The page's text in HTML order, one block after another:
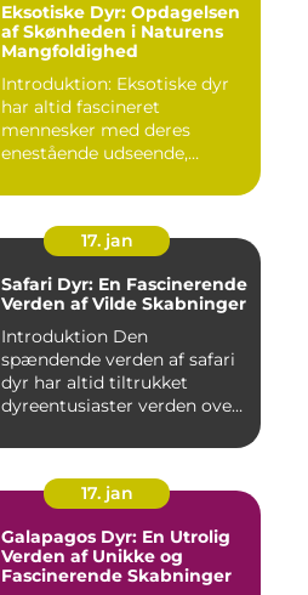
Eksotiske Dyr: Opdagelsen
af Skønheden i Naturens
Mangfoldighed
Introduktion: Eksotiske dyr
har altid fascineret
mennesker med deres
enestående udseende,
17. jan
Safari Dyr: En Fascinerende
Verden af Vilde Skabninger
Introduktion Den
spændende verden af safari
dyr har altid tiltrukket
dyreentusiaster verden over.
17. jan
Galapagos Dyr: En Utrolig
Verden af Unikke og
Fascinerende Skabninger